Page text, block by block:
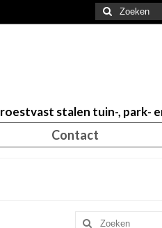
Zoeken
naar:
roestvast stalen tuin-, park-
Contact
Zoeken